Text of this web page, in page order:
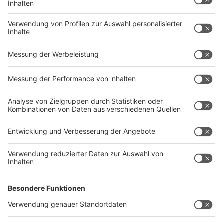
Anzeige
Mehr Nachrichten aus dem Ennepe-Ruhr-
Kreis
Anzeige
EN-Kreis wird Teils des Projekts "Wanderlandschaft
Gevelsberg: Asker Straße doch länger gesperrt
"Running Dinner" in Witten
Verwaltungs-Wegweiser für Witten